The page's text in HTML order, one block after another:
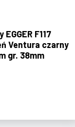
F117
Ventura czarny
gr. 38mm